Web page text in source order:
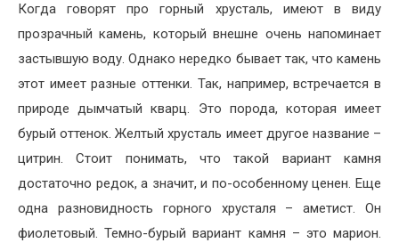
Когда говорят про горный хрусталь, имеют в виду
прозрачный камень, который внешне очень напоминает
застывшую воду. Однако нередко бывает так, что камень
этот имеет разные оттенки. Так, например, встречается в
природе дымчатый кварц. Это порода, которая имеет
бурый оттенок. Желтый хрусталь имеет другое название –
цитрин. Стоит понимать, что такой вариант камня
достаточно редок, а значит, и по-особенному ценен. Еще
одна разновидность горного хрусталя – аметист. Он
фиолетовый. Темно-бурый вариант камня – это марион.